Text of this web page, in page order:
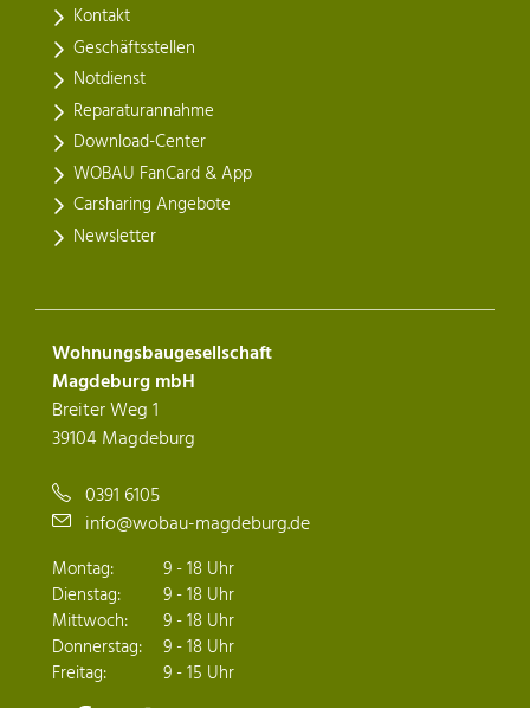
Wohnungsbaugesellschaft
Magdeburg mbH
Breiter Weg 1
39104 Magdeburg
0391 6105
info@wobau-magdeburg.de
Montag:
9 - 18 Uhr
Dienstag:
9 - 18 Uhr
Mittwoch:
9 - 18 Uhr
Donnerstag:
9 - 18 Uhr
Freitag:
9 - 15 Uhr
Kontakt
Geschäftsstellen
Notdienst
Reparaturannahme
Download-Center
WOBAU FanCard & App
Carsharing Angebote
Newsletter